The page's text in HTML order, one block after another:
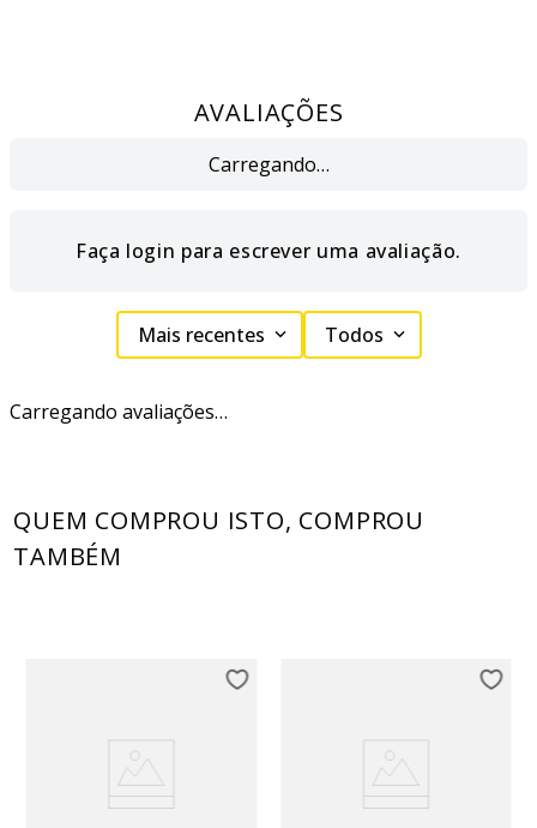
AVALIAÇÕES
Carregando…
Faça login para escrever uma avaliação.
Mais recentes Todos
Carregando avaliações…
QUEM COMPROU ISTO, COMPROU
TAMBÉM